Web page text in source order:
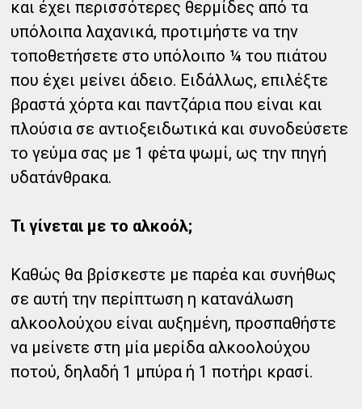
και έχει περισσότερες θερμίδες από τα
υπόλοιπα λαχανικά, προτιμήστε να την
τοποθετήσετε στο υπόλοιπο ¼ του πιάτου
που έχει μείνει άδειο. Ειδάλλως, επιλέξτε
βραστά χόρτα και παντζάρια που είναι και
πλούσια σε αντιοξειδωτικά και συνοδεύσετε
το γεύμα σας με 1 φέτα ψωμί, ως την πηγή
υδατάνθρακα.
Τι γίνεται με το αλκοόλ;
Καθώς θα βρίσκεστε με παρέα και συνήθως
σε αυτή την περίπτωση η κατανάλωση
αλκοολούχου είναι αυξημένη, προσπαθήστε
να μείνετε στη μία μερίδα αλκοολούχου
ποτού, δηλαδή 1 μπύρα ή 1 ποτήρι κρασί.